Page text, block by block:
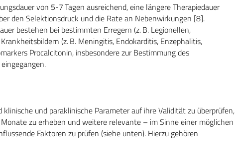
von 5-7 Tagen ausreichend, eine längere Therapiedauer
den Selektionsdruck und die Rate an Nebenwirkungen [8].
bestehen bei bestimmten Erregern (z. B. Legionellen,
(z. B. Meningitis, Endokarditis, Enzephalitis,
Procalcitonin, insbesondere zur Bestimmung des
und paraklinische Parameter auf ihre Validität zu überprüfen,
zu erheben und weitere relevante – im Sinne einer möglichen
Faktoren zu prüfen (siehe unten). Hierzu gehören